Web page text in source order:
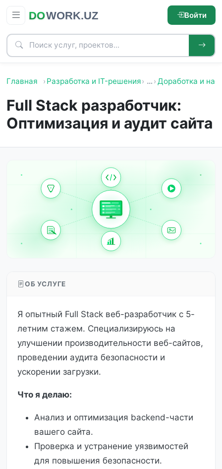
Войти
Главная Разработка и IT-решения … Доработка и
Full Stack разработчик:
Оптимизация и аудит сайта
ОБ УСЛУГЕ
Я опытный Full Stack веб-разработчик с 5-
летним стажем. Специализируюсь на
улучшении производительности веб-сайтов,
проведении аудита безопасности и
ускорении загрузки.
Что я делаю:
Анализ и оптимизация backend-части
вашего сайта.
Проверка и устранение уязвимостей
для повышения безопасности.